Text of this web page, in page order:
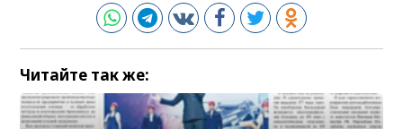
Читайте так же: